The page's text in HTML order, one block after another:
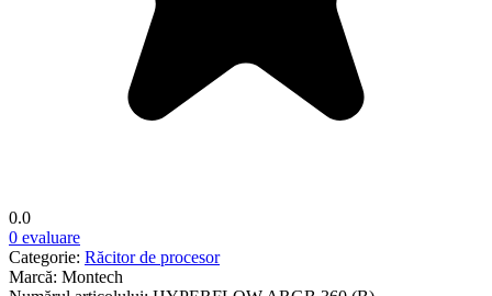
0.0
0 evaluare
Categorie: Răcitor de procesor
Marcă: Montech